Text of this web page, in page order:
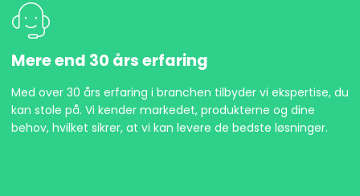
Mere end 30 års erfaring
Med over 30 års erfaring i branchen tilbyder vi ekspertise, du
kan stole på. Vi kender markedet, produkterne og dine
behov, hvilket sikrer, at vi kan levere de bedste løsninger.